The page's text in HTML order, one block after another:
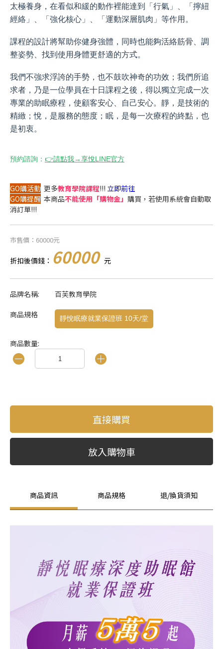
太極養身，在看似和緩的動作裡能達到「行氣」、「擰紐
經絡」、「強化核心」、「運動深層肌肉」等作用。
課程的設計將幫助你健身強體，同時也能夠活絡筋骨、調
整姿勢、找到使用身體更舒適的方式。
我們不強求浮誇的手勢，也不鼓吹神奇的功效；我們所追
求者，乃是一位學員在十日課程之後，得以獨立完成一次
專業的助眠療程，使顧客安心、自己安心。靜，是技術的
精緻；悅，是服務的態度；眠，是每一次療程的終點，也
是初衷。
預約諮詢： 👉請點我→享悅LINE官方
GO購活動 更多教育學院課程!!! 立即前往
GO購提醒 本商品不能使用「購物金」 購買，若使用系統會自動取
消訂單!!!
市售價：60000元
折扣後價錢： 60000 元
品牌名稱: 百芙教育學院
商品規格 靜悅眠療就業保證班 10天/堂
商品數量:
直接購買
放入購物車
商品資訊 商品規格 退/換貨須知